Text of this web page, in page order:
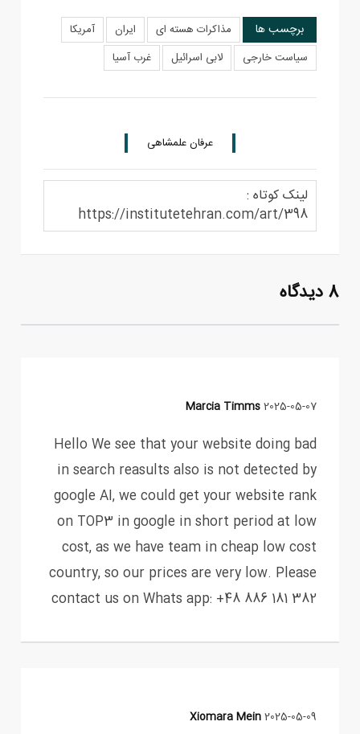
برچسب ها مذاکرات هسته ای ایران
آمریکا
سیاست خارجی
لابی اسرائیل غرب آسیا
عرفان علمشاهی
لینک کوتاه :
https://institutetehran.com/art/398
8 دیدگاه
Marcia Timms2025-05-07
Hello We see that your website doing bad
in search reasults also is not detected by
google AI, we could get your website rank
on TOP3 in google in short period at low
cost, as we have team in cheap low cost
country, so our prices are very low. Please
contact us on Whats app: +48 886 181 382
Xiomara Mein2025-05-09